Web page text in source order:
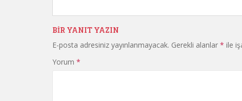
BIR YANIT YAZIN
E-posta adresiniz yayınlanmayacak. Gerekli alanlar * ile
Yorum *